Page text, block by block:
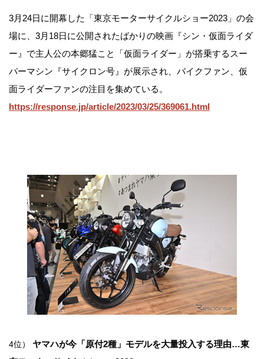
3月24日に開幕した「東京モーターサイクルショー2023」の会
場に、3月18日に公開されたばかりの映画『シン・仮面ライダ
ー』で主人公の本郷猛こと「仮面ライダー」が搭乗するスー
パーマシン『サイクロン号』が展示され、バイクファン、仮
面ライダーファンの注目を集めている。
https://response.jp/article/2023/03/25/369061.html
4位）
ヤマハが今「原付2種」モデルを大量投入する理由…東